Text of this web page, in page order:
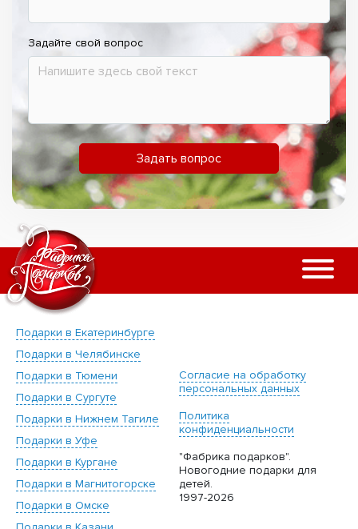
Задайте свой вопрос
Задать вопрос
Подарки в Екатеринбурге
Подарки в Челябинске
Подарки в Тюмени
Подарки в Сургуте
Подарки в Нижнем Тагиле
Подарки в Уфе
Подарки в Кургане
Подарки в Магнитогорске
Подарки в Омске
Согласие на обработку
персональных данных
Политика
конфиденциальности
"Фабрика подарков".
Новогодние подарки для
детей.
1997-2026